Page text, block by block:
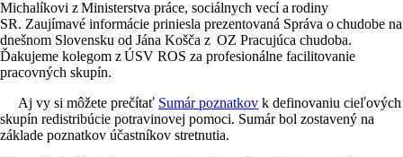
Michalíkovi z Ministerstva práce, sociálnych vecí a rodiny
SR. Zaujímavé informácie priniesla prezentovaná Správa o chudobe na
dnešnom Slovensku od Jána Košča z OZ Pracujúca chudoba.
Ďakujeme kolegom z ÚSV ROS za profesionálne facilitovanie
pracovných skupín.
Aj vy si môžete prečítať Sumár poznatkov k definovaniu cieľových
skupín redistribúcie potravinovej pomoci. Sumár bol zostavený na
základe poznatkov účastníkov stretnutia.